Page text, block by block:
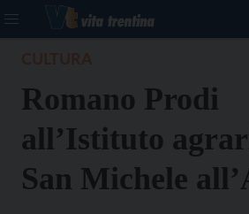
Romano Prodi
all’Istituto
San Michele